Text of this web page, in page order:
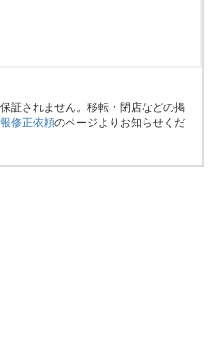
証されません。移転・閉店などの掲
修正依頼のページよりお知らせくだ